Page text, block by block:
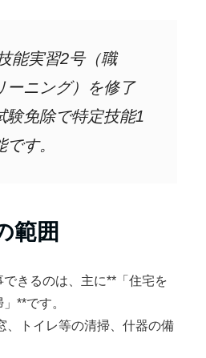
能実習2号（職
ーニング）を修了
験免除で特定技能1
す。
範囲
きるのは、主に**「住宅を
**です。
、トイレ等の清掃、什器の備